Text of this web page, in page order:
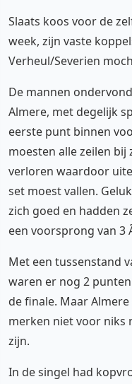
Slaats koos voor de
week, zijn vaste
Verheul/Severien
De mannen
Almere, met degelijk
eerste punt binnen
moesten alle zeilen bij
verloren waardoor
set moest vallen.
zich goed en hadden
een voorsprong van 3
Met een tussenstand
waren er nog 2
de finale. Maar
merken niet voor niks
zijn.
In de singel had